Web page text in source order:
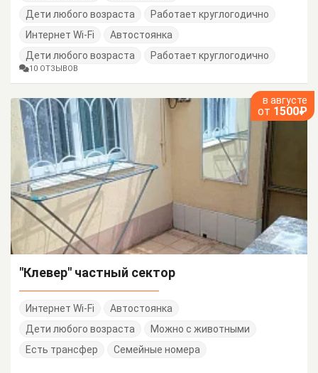
Дети любого возраста
Работает круглогодично
Интернет Wi-Fi
Автостоянка
Дети любого возраста
Работает круглогодично
10 ОТЗЫВОВ
в августе
от 1500₽
"Клевер" частный сектор
Интернет Wi-Fi
Автостоянка
Дети любого возраста
Можно с животными
Есть трансфер
Семейные номера